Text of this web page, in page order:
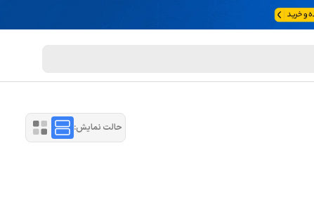
حالت نمایش: